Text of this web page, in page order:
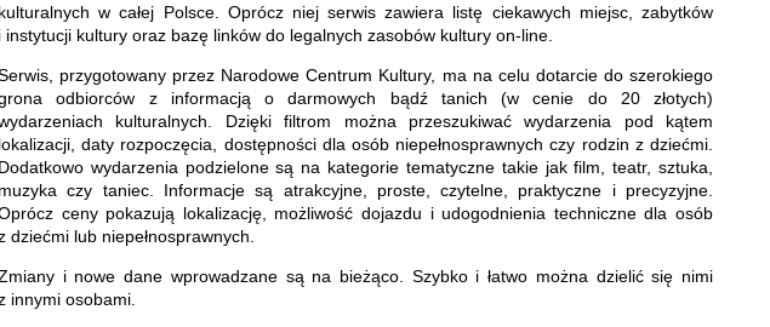
kulturalnych w całej Polsce. Oprócz niej serwis zawiera listę ciekawych miejsc, zabytków
i instytucji kultury oraz bazę linków do legalnych zasobów kultury on-line.
przygotowany przez Narodowe Centrum Kultury, ma na celu dotarcie do szerokiego
odbiorców z informacją o darmowych bądź tanich (w cenie do 20 złotych)
kulturalnych. Dzięki filtrom można przeszukiwać wydarzenia pod kątem
lokalizacji, daty rozpoczęcia, dostępności dla osób niepełnosprawnych czy rodzin z dziećmi.
Dodatkowo wydarzenia podzielone są na kategorie tematyczne takie jak film, teatr, sztuka,
muzyka czy taniec. Informacje są atrakcyjne, proste, czytelne, praktyczne i precyzyjne.
ceny pokazują lokalizację, możliwość dojazdu i udogodnienia techniczne dla osób
dziećmi lub niepełnosprawnych.
i nowe dane wprowadzane są na bieżąco. Szybko i łatwo można dzielić się nimi
innymi osobami.